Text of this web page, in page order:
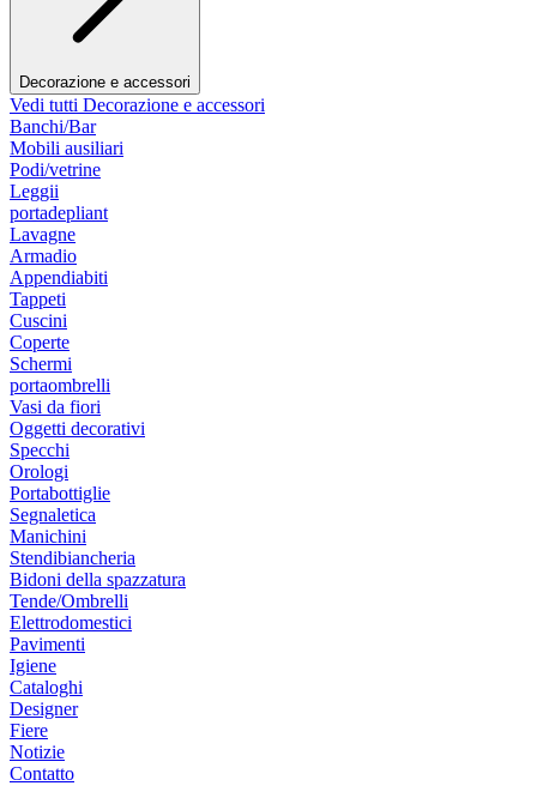
Decorazione e accessori
Vedi tutti Decorazione e accessori
Banchi/Bar
Mobili ausiliari
Podi/vetrine
Leggii
portadepliant
Lavagne
Armadio
Appendiabiti
Tappeti
Cuscini
Coperte
Schermi
portaombrelli
Vasi da fiori
Oggetti decorativi
Specchi
Orologi
Portabottiglie
Segnaletica
Manichini
Stendibiancheria
Bidoni della spazzatura
Tende/Ombrelli
Elettrodomestici
Pavimenti
Igiene
Cataloghi
Designer
Fiere
Notizie
Contatto